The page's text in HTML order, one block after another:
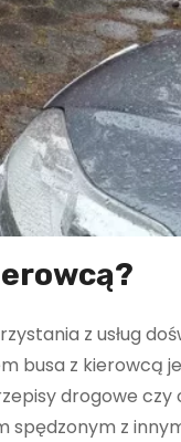
z usług
busa z kierowcą
drogowe czy
spędzonym z